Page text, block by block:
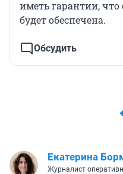
иметь гарантии,
будет обеспечена.
Обсудить
Екатерина
Журналист